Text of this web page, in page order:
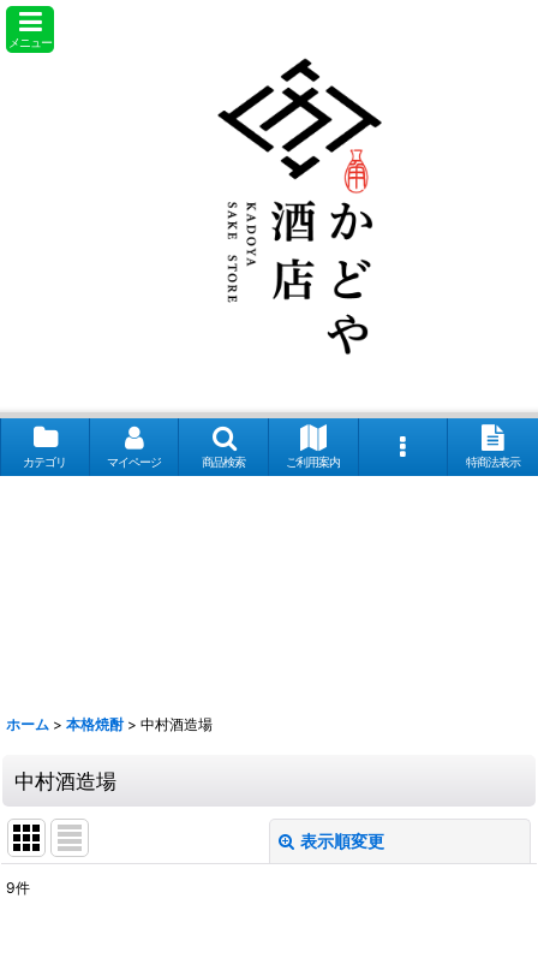
メニュー
カテゴリ マイページ 商品検索 ご利用案内 特商法表示
ホーム > 本格焼酎 > 中村酒造場
中村酒造場
表示順変更
9件